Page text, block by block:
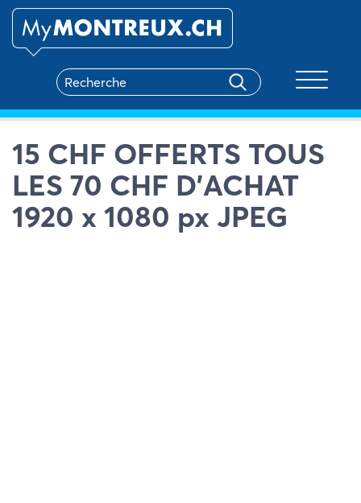
15 CHF OFFERTS TOUS
LES 70 CHF D’ACHAT
1920 x 1080 px JPEG